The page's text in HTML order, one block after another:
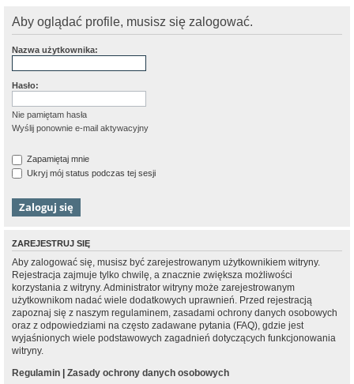
Aby oglądać profile, musisz się zalogować.
Nazwa użytkownika:
Hasło:
Nie pamiętam hasła
Wyślij ponownie e-mail aktywacyjny
Zapamiętaj mnie
Ukryj mój status podczas tej sesji
ZAREJESTRUJ SIĘ
Aby zalogować się, musisz być zarejestrowanym użytkownikiem witryny.
Rejestracja zajmuje tylko chwilę, a znacznie zwiększa możliwości
korzystania z witryny. Administrator witryny może zarejestrowanym
użytkownikom nadać wiele dodatkowych uprawnień. Przed rejestracją
zapoznaj się z naszym regulaminem, zasadami ochrony danych osobowych
oraz z odpowiedziami na często zadawane pytania (FAQ), gdzie jest
wyjaśnionych wiele podstawowych zagadnień dotyczących funkcjonowania
witryny.
Regulamin | Zasady ochrony danych osobowych